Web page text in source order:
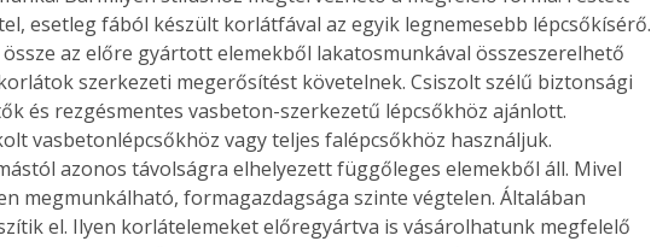
esetleg fából készült korlátfával az egyik legnemesebb lépcsőkísérő.
az előre gyártott elemekből lakatosmunkával összeszerelhető
szerkezeti megerősítést követelnek. Csiszolt szélű biztonsági
és rezgésmentes vasbeton-szerkezetű lépcsőkhöz ajánlott.
vasbetonlépcsőkhöz vagy teljes falépcsőkhöz használjuk.
azonos távolságra elhelyezett függőleges elemekből áll. Mivel
megmunkálható, formagazdagsága szinte végtelen. Általában
el. Ilyen korlátelemeket előregyártva is vásárolhatunk megfelelő